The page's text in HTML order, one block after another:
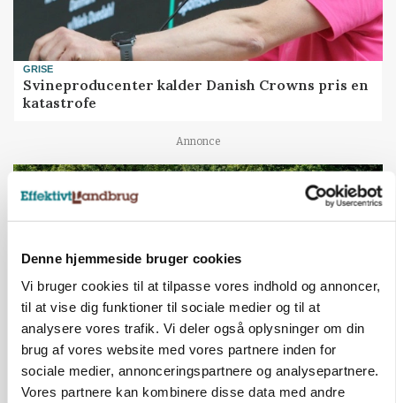
Denne hjemmeside bruger cookies
Vi bruger cookies til at tilpasse vores indhold og annoncer,
til at vise dig funktioner til sociale medier og til at
analysere vores trafik. Vi deler også oplysninger om din
brug af vores website med vores partnere inden for
sociale medier, annonceringspartnere og analysepartnere.
Vores partnere kan kombinere disse data med andre
GRISE
Svineproducenter kalder Danish Crowns pris en
katastrofe
Annonce
Forserie til selvkørende skårlægger afprøves i år